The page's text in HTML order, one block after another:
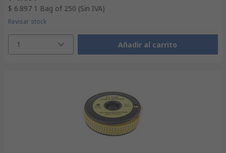
$ 6.897 1 Bag of 250 (Sin IVA)
Revisar stock
1 Añadir al carrito